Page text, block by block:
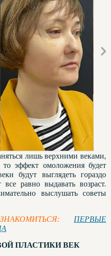
лишь верхними веками,
эффект омоложения будет
будут выглядеть гораздо
равно выдавать возраст.
выслушать советы
ПЕРВЫЕ
ПЛАСТИКИ ВЕК